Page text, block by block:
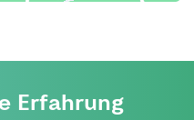
Erfahrung